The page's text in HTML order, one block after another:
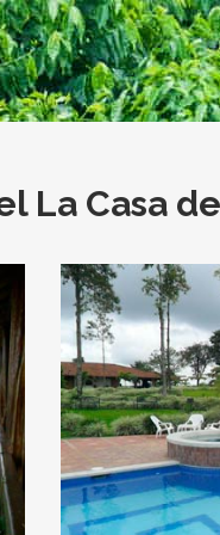
La Casa